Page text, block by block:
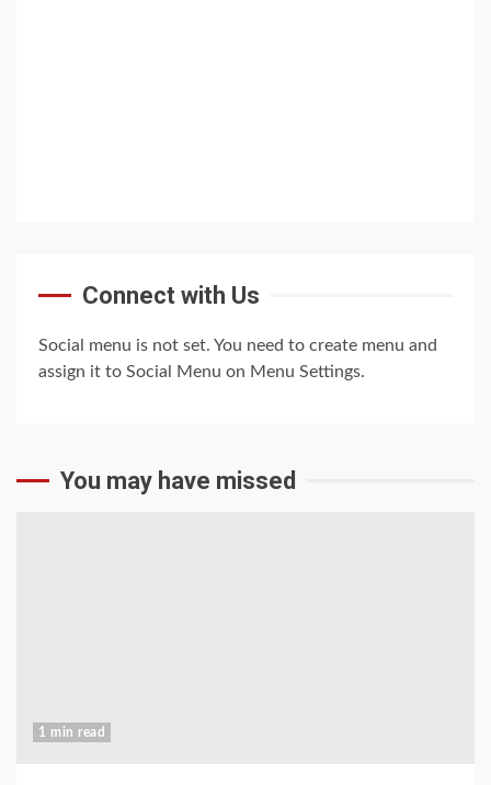
Connect with Us
Social menu is not set. You need to create menu and
assign it to Social Menu on Menu Settings.
You may have missed
1 min read